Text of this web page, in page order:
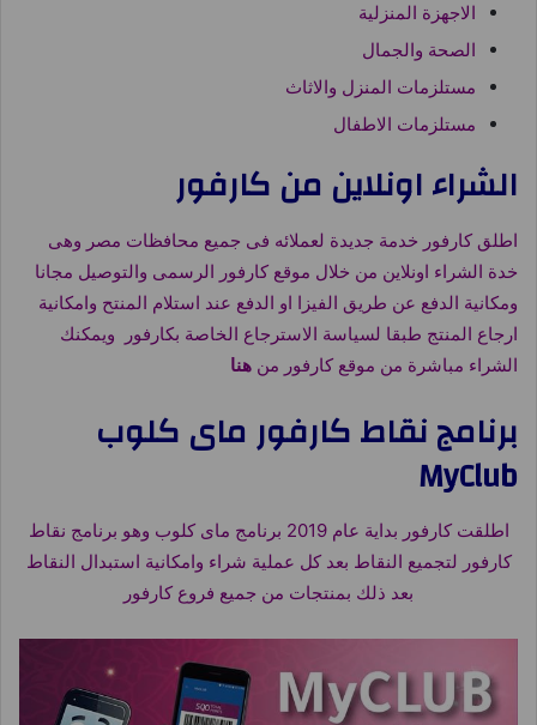
الاجهزة المنزلية
الصحة والجمال
مستلزمات المنزل والاثاث
مستلزمات الاطفال
الشراء اونلاين من كارفور
اطلق كارفور خدمة جديدة لعملائه فى جميع محافظات مصر وهى
خدة الشراء اونلاين من خلال موقع كارفور الرسمى والتوصيل مجانا
ومكانية الدفع عن طريق الفيزا او الدفع عند استلام المنتح وامكانية
ارجاع المنتج طبقا لسياسة الاسترجاع الخاصة بكارفور ويمكنك
الشراء مباشرة من موقع كارفور من هنا
برنامج نقاط كارفور ماى كلوب
MyClub
اطلقت كارفور بداية عام 2019 برنامج ماى كلوب وهو برنامج نقاط
كارفور لتجميع النقاط بعد كل عملية شراء وامكانية استبدال النقاط
بعد ذلك بمنتجات من جميع فروع كارفور